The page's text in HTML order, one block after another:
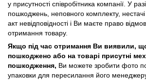
у присутності співробітника компанії. У
пошкоджень, неповного комплекту,
акт невідповідності і Ви маєте право
отримання товару.
Якщо під час отримання Ви виявили,
пошкоджено або на товарі присутні
пошкодження, Ви можете зробити фото
упаковки для пересилання його менеджеру